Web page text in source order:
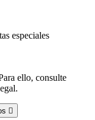
especiales
ello, consulte
